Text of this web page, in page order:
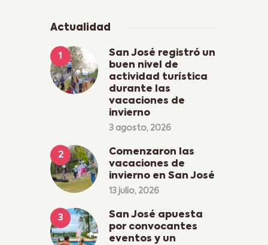
Actualidad
San José registró un
buen nivel de
actividad turística
durante las
vacaciones de
invierno
3 agosto, 2026
Comenzaron las
vacaciones de
invierno en San José
13 julio, 2026
San José apuesta
por convocantes
eventos y un